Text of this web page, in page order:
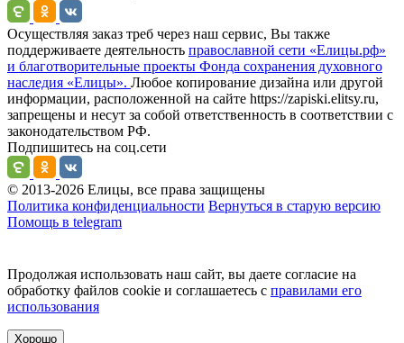
Осуществляя заказ треб через наш сервис, Вы также
поддерживаете деятельность православной сети «Елицы.рф»
и благотворительные проекты Фонда сохранения духовного
наследия «Елицы». Любое копирование дизайна или другой
информации, расположенной на сайте https://zapiski.elitsy.ru,
запрещены и несут за собой ответственность в соответствии с
законодательством РФ.
Подпишитесь на соц.сети
© 2013-2026 Елицы, все права защищены
Политика конфиденциальности Вернуться в старую версию
Помощь в telegram
Продолжая использовать наш сайт, вы даете согласие на
обработку файлов cookie и соглашаетесь с правилами его
использования
Хорошо